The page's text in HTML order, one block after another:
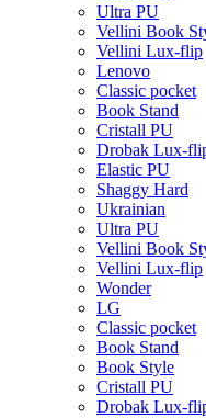
Ultra PU
Vellini Book
Vellini Lux-flip
Lenovo
Classic pocket
Book Stand
Cristall PU
Drobak Lux-
Elastic PU
Shaggy Hard
Ukrainian
Ultra PU
Vellini Book
Vellini Lux-flip
Wonder
LG
Classic pocket
Book Stand
Book Style
Cristall PU
Drobak Lux-